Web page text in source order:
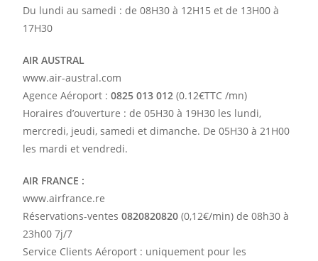
Du lundi au samedi : de 08H30 à 12H15 et de 13H00 à
17H30
AIR AUSTRAL
www.air-austral.com
Agence Aéroport : 0825 013 012 (0.12€TTC /mn)
Horaires d’ouverture : de 05H30 à 19H30 les lundi,
mercredi, jeudi, samedi et dimanche. De 05H30 à 21H00
les mardi et vendredi.
AIR FRANCE :
www.airfrance.re
Réservations-ventes0820820820 (0,12€/min) de 08h30 à
23h00 7j/7
Service Clients Aéroport : uniquement pour les